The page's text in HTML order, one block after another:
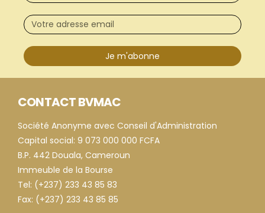
Je m'abonne
CONTACT BVMAC
Société Anonyme avec Conseil d'Administration
Capital social: 9 073 000 000 FCFA
B.P. 442 Douala, Cameroun
Immeuble de la Bourse
Tel: (+237) 233 43 85 83
Fax: (+237) 233 43 85 85